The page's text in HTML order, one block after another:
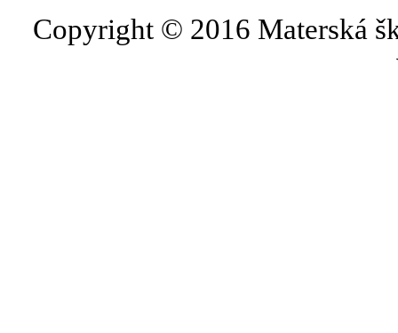
Copyright © 2016 Materská